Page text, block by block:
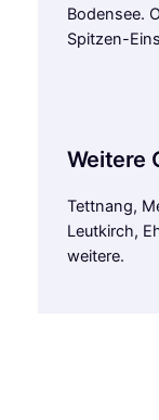
Bodensee.
Spitzen-
Weitere
Tettnang,
Leutkirch,
weitere.